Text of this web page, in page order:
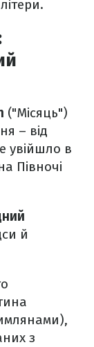
("Місяць")
– від
увійшло в
Півночі
й
з